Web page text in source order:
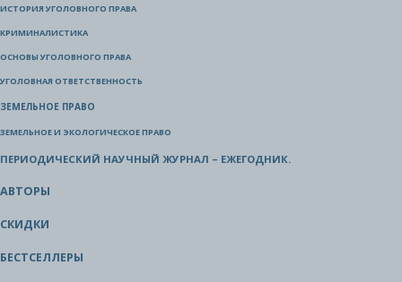
ИСТОРИЯ УГОЛОВНОГО ПРАВА
КРИМИНАЛИСТИКА
ОСНОВЫ УГОЛОВНОГО ПРАВА
УГОЛОВНАЯ ОТВЕТСТВЕННОСТЬ
ЗЕМЕЛЬНОЕ ПРАВО
ЗЕМЕЛЬНОЕ И ЭКОЛОГИЧЕСКОЕ ПРАВО
ПЕРИОДИЧЕСКИЙ НАУЧНЫЙ ЖУРНАЛ – ЕЖЕГОДНИК.
АВТОРЫ
СКИДКИ
БЕСТСЕЛЛЕРЫ